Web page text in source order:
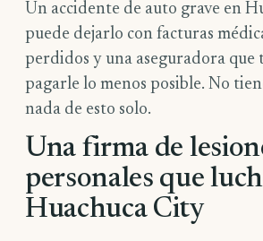
Un accidente de auto grave en
puede dejarlo con facturas
perdidos y una aseguradora que
pagarle lo menos posible. No
nada de esto solo.
Una firma de
personales que
Huachuca City